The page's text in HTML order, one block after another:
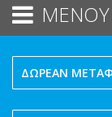
ΜΕΝΟΥ
ΔΩΡΕΑΝ